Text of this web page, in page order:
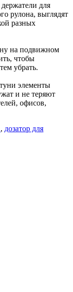
для
рулона, выглядят
разных
на подвижном
чтобы
убрать.
элементы
и не теряют
офисов,
, дозатор для